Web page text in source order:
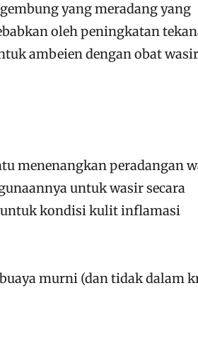
yang meradang yang
oleh peningkatan
ambeien dengan obat wasir
menenangkan peradangan
untuk wasir secara
untuk kondisi kulit inflamasi
murni (dan tidak dalam